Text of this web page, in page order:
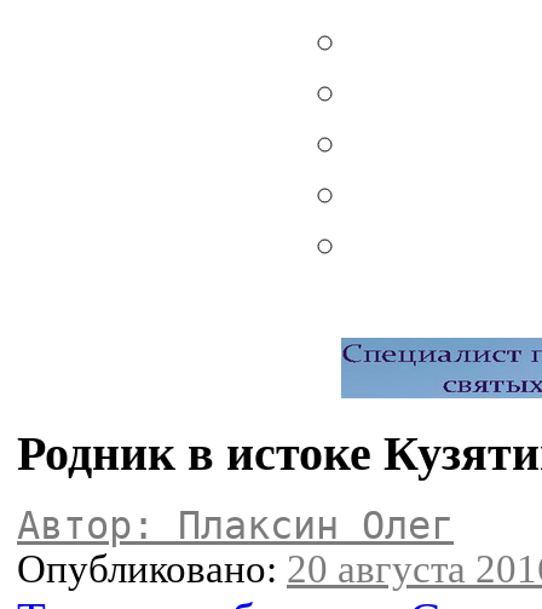
Родник в истоке
Автор: Плаксин Олег
Опубликовано: 20 августа